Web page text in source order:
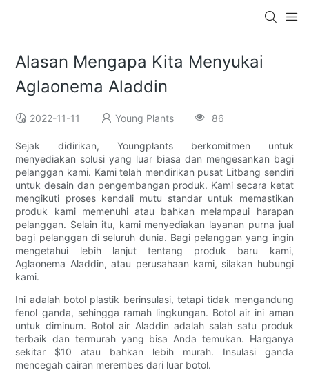
Alasan Mengapa Kita Menyukai
Aglaonema Aladdin
2022-11-11 Young Plants 86
Sejak didirikan, Youngplants berkomitmen untuk
menyediakan solusi yang luar biasa dan mengesankan bagi
pelanggan kami. Kami telah mendirikan pusat Litbang sendiri
untuk desain dan pengembangan produk. Kami secara ketat
mengikuti proses kendali mutu standar untuk memastikan
produk kami memenuhi atau bahkan melampaui harapan
pelanggan. Selain itu, kami menyediakan layanan purna jual
bagi pelanggan di seluruh dunia. Bagi pelanggan yang ingin
mengetahui lebih lanjut tentang produk baru kami,
Aglaonema Aladdin, atau perusahaan kami, silakan hubungi
kami.
Ini adalah botol plastik berinsulasi, tetapi tidak mengandung
fenol ganda, sehingga ramah lingkungan. Botol air ini aman
untuk diminum. Botol air Aladdin adalah salah satu produk
terbaik dan termurah yang bisa Anda temukan. Harganya
sekitar $10 atau bahkan lebih murah. Insulasi ganda
mencegah cairan merembes dari luar botol.